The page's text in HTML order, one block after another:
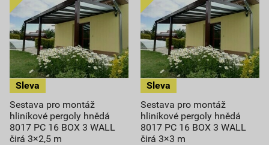
Sestava pro montáž
hliníkové pergoly hnědá
8017 PC 16 BOX 3 WALL
čirá 3×2,5 m
Sestava pro montáž
hliníkové pergoly hnědá
8017 PC 16 BOX 3 WALL
čirá 3×3 m